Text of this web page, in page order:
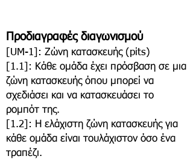
​​Προδιαγραφές διαγωνισμού
[UM-1]: Ζώνη κατασκευής (pits)
[1.1]: Κάθε ομάδα έχει πρόσβαση σε μια
ζώνη κατασκευής όπου μπορεί να
σχεδιάσει και να κατασκευάσει το
ρομπότ της.
[1.2]: Η ελάχιστη ζώνη κατασκευής για
κάθε ομάδα είναι τουλάχιστον όσο ένα
τραπέζι.